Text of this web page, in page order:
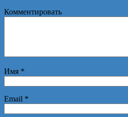
Комментировать
Имя *
Email *